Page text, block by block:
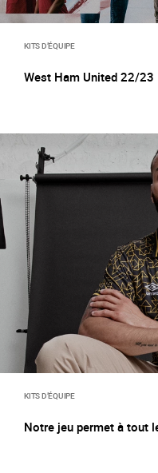
KITS D’ÉQUIPE
West Ham United 22/
KITS D’ÉQUIPE
Notre jeu permet à tout